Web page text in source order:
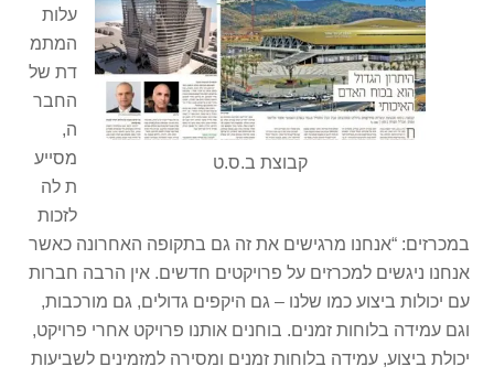
קבוצת ב.ס.ט
עלות
המתמ
דת של
החבר
ה,
מסייע
ת לה
לזכות
במכרזים: “אנחנו מרגישים את זה גם בתקופה האחרונה כאשר
אנחנו ניגשים למכרזים על פרויקטים חדשים. אין הרבה חברות
עם יכולות ביצוע כמו שלנו – גם היקפים גדולים, גם מורכבות,
וגם עמידה בלוחות זמנים. בוחנים אותנו פרויקט אחרי פרויקט,
יכולת ביצוע, עמידה בלוחות זמנים ומסירה למזמינים לשביעות